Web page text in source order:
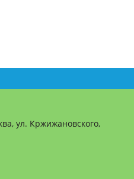
ул. Кржижановского,